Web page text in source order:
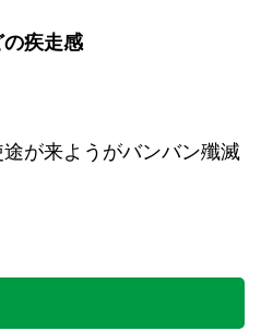
の疾走感
が来ようがバンバン殲滅